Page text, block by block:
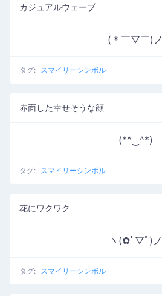
カジュアルウェーブ
(＊￣▽￣)ノ
タグ: スマイリーシンボル
赤面した幸せそうな顔
(*^‿^*)
タグ: スマイリーシンボル
花にワクワク
ヽ(✿ﾟ▽ﾟ)ノ
タグ: スマイリーシンボル